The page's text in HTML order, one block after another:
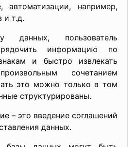
автоматизации, например,
и т.д.
данных, пользователь
информацию по
и быстро извлекать
сочетанием
это можно только в том
структурированы.
– это введение соглашений
данных.